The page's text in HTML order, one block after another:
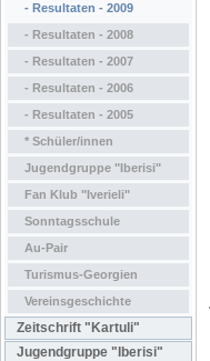
- Resultaten - 2009
- Resultaten - 2008
- Resultaten - 2007
- Resultaten - 2006
- Resultaten - 2005
* Schüler/innen
Jugendgruppe "Iberisi"
Fan Klub "Iverieli"
Sonntagsschule
Au-Pair
Turismus-Georgien
Vereinsgeschichte
Zeitschrift "Kartuli"
Jugendgruppe "Iberisi"